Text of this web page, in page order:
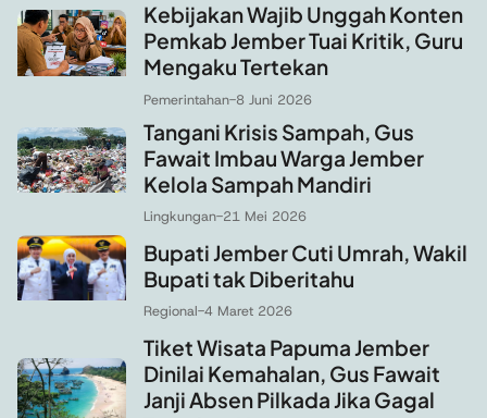
Kebijakan Wajib Unggah Konten
Pemkab Jember Tuai Kritik, Guru
Mengaku Tertekan
Pemerintahan-8 Juni 2026
Tangani Krisis Sampah, Gus
Fawait Imbau Warga Jember
Kelola Sampah Mandiri
Lingkungan-21 Mei 2026
Bupati Jember Cuti Umrah, Wakil
Bupati tak Diberitahu
Regional-4 Maret 2026
Tiket Wisata Papuma Jember
Dinilai Kemahalan, Gus Fawait
Janji Absen Pilkada Jika Gagal